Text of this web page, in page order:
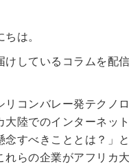
は。
けしているコラムを配
リコンバレー発テクノ
大陸でのインターネッ
念すべきこととは？」
れらの企業がアフリカ